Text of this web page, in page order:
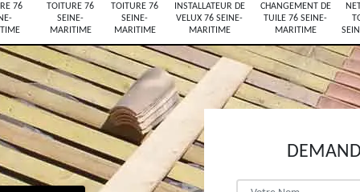
76
TOITURE 76
SEINE-
MARITIME
TOITURE 76
SEINE-
MARITIME
INSTALLATEUR DE
VELUX 76 SEINE-
MARITIME
CHANGEMENT DE
TUILE 76 SEINE-
MARITIME